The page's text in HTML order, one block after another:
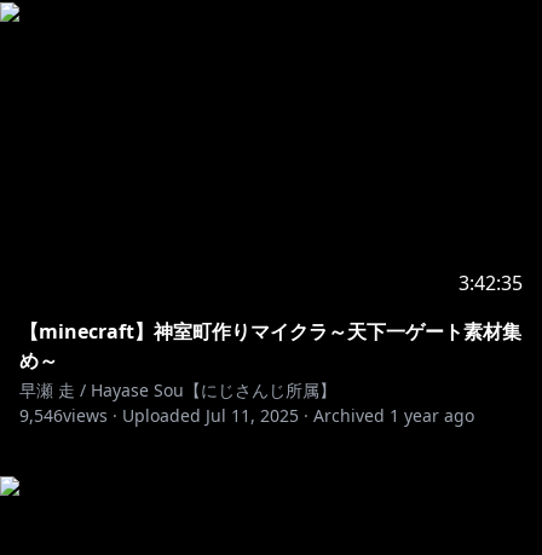
3:42:35
【minecraft】神室町作りマイクラ～天下一ゲート素材集
め～
早瀬 走 / Hayase Sou【にじさんじ所属】
9,546views · Uploaded Jul 11, 2025 · Archived 1 year ago